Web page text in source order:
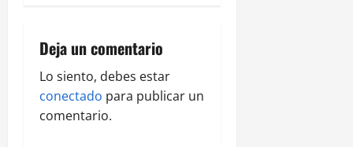
v
i
g
Deja un comentario
Lo siento, debes estar
conectado para publicar un
comentario.